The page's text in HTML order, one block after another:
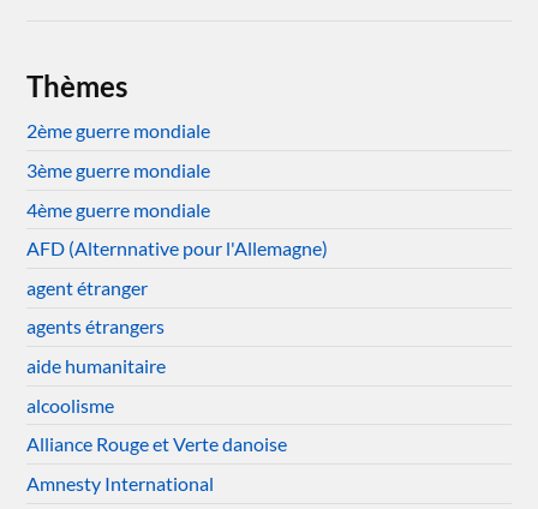
Thèmes
2ème guerre mondiale
3ème guerre mondiale
4ème guerre mondiale
AFD (Alternnative pour l'Allemagne)
agent étranger
agents étrangers
aide humanitaire
alcoolisme
Alliance Rouge et Verte danoise
Amnesty International